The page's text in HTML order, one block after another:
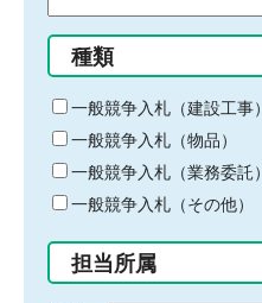
る
キ
ー
ワ
ー
ド
入
力
種類
一般競争入札（建設工事）
一般競争入札（物品）
一般競争入札（業務委託）
一般競争入札（その他）
担当所属